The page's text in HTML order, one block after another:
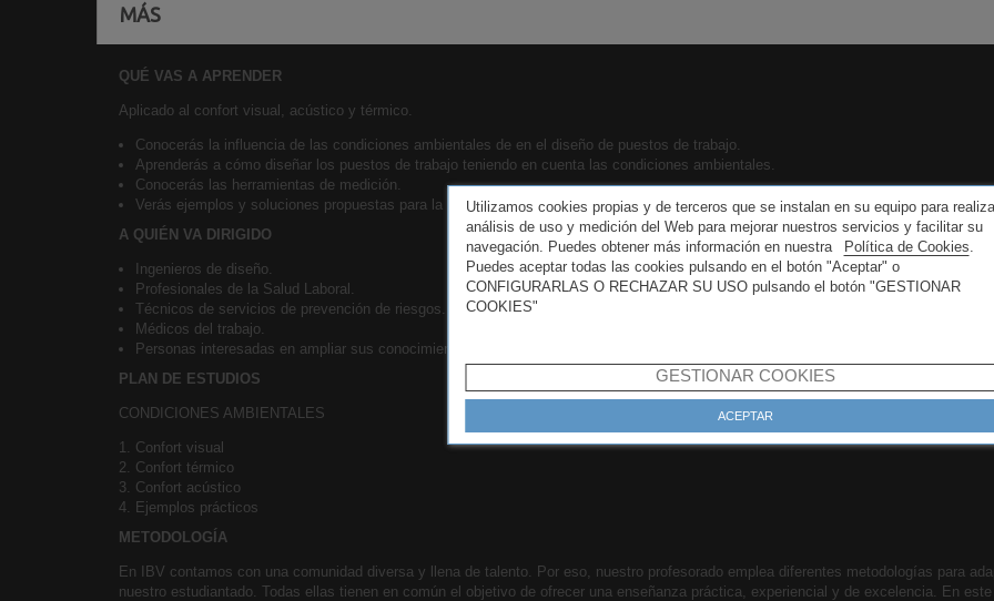
Utilizamos cookies propias y de terceros que se instalan en su equipo para
análisis de uso y medición del Web para mejorar nuestros servicios y facilitar su
navegación. Puedes obtener más información en nuestra
Política de Cookies.
Puedes aceptar todas las cookies pulsando en el botón "Aceptar" o
CONFIGURARLAS O RECHAZAR SU USO pulsando el botón "GESTIONAR
COOKIES"
GESTIONAR COOKIES
ACEPTAR
MÁS
QUÉ VAS A APRENDER
Aplicado al confort visual, acústico y térmico.
Conocerás la influencia de las condiciones ambientales de en el diseño de puestos de trabajo.
Aprenderás a cómo diseñar los puestos de trabajo teniendo en cuenta las condiciones ambientales.
Conocerás las herramientas de medición.
Verás ejemplos y soluciones propuestas para la mejora del confort del puesto de trabajo.
A QUIÉN VA DIRIGIDO
Ingenieros de diseño.
Profesionales de la Salud Laboral.
Técnicos de servicios de prevención de riesgos.
Médicos del trabajo.
Personas interesadas en ampliar sus conocimientos en la evaluación de riesgos ergonómicos.
PLAN DE ESTUDIOS
CONDICIONES AMBIENTALES
Confort visual
Confort térmico
Confort acústico
Ejemplos prácticos
METODOLOGÍA
En IBV contamos con una comunidad diversa y llena de talento. Por eso, nuestro profesorado emplea diferentes metodologías para
nuestro estudiantado. Todas ellas tienen en común el objetivo de ofrecer una enseñanza práctica, experiencial y de excelencia. En